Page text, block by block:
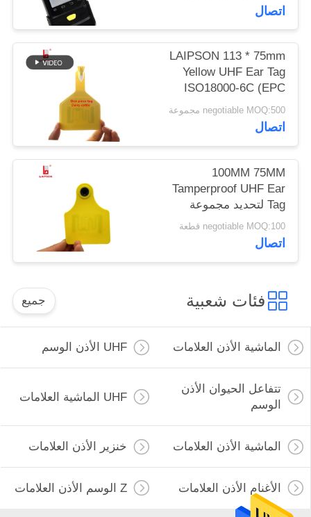
اتصال
LAIPSON 113 * 75mm
Yellow UHF Ear Tag
ISO18000-6C (EPC
GEN2)
negotiable MOQ:500 مجموعة
اتصال
100MM 75MM
Tamperproof UHF Ear
Tag لتحديد مجموعة
الثروة الحيوانية
negotiable MOQ:100 قطعة
اتصال
فئات شعبية جميع
الماشية الأذن العلامات UHF الأذن الوسم
تتفاعل الحيوان الأذن
الوسم
UHF الماشية العلامات
الماشية الأذن العلامات خنزير الأذن العلامات
الأغنام الأذن العلامات Z الوسم الأذن العلامات